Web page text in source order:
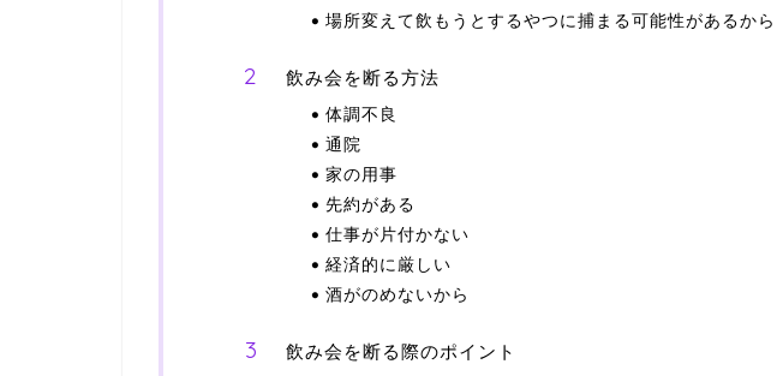
場所変えて飲もうとするやつに捕まる可能性があるから
飲み会を断る方法
体調不良
通院
家の用事
先約がある
仕事が片付かない
経済的に厳しい
酒がのめないから
飲み会を断る際のポイント